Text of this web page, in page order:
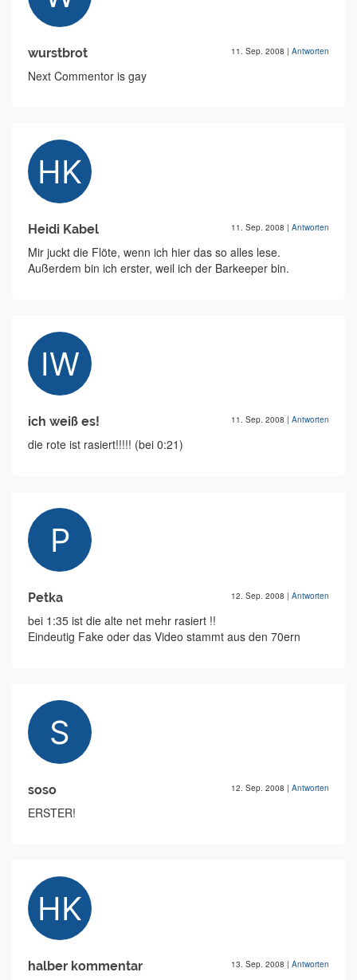
wurstbrot 11. Sep. 2008 | Antworten
Next Commentor is gay
Heidi Kabel 11. Sep. 2008 | Antworten
Mir juckt die Flöte, wenn ich hier das so alles lese.
Außerdem bin ich erster, weil ich der Barkeeper bin.
ich weiß es! 11. Sep. 2008 | Antworten
die rote ist rasiert!!!!! (bei 0:21)
Petka 12. Sep. 2008 | Antworten
bei 1:35 ist die alte net mehr rasiert !!
Eindeutig Fake oder das Video stammt aus den 70ern
soso 12. Sep. 2008 | Antworten
ERSTER!
halber kommentar 13. Sep. 2008 | Antworten